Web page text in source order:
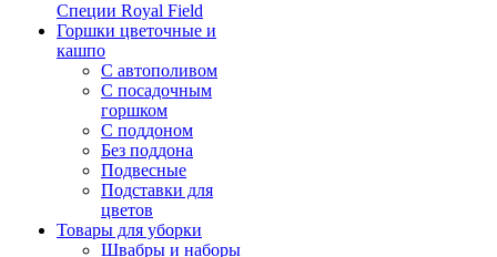
Специи Royal Field
Горшки цветочные и
кашпо
С автополивом
С посадочным
горшком
С поддоном
Без поддона
Подвесные
Подставки для
цветов
Товары для уборки
Швабры и наборы